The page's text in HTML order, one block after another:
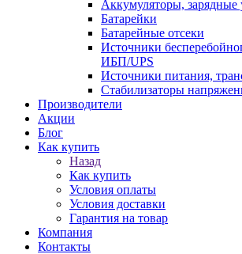
Аккумуляторы, зарядные
Батарейки
Батарейные отсеки
Источники
ИБП/UPS
Источники питания,
Стабилизаторы
Производители
Акции
Блог
Как купить
Назад
Как купить
Условия оплаты
Условия доставки
Гарантия на товар
Компания
Контакты